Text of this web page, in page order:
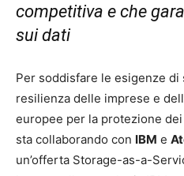
competitiva e che
sui dati
Per soddisfare le esigenze di
resilienza delle imprese e
europee per la protezione
sta collaborando con IBM e
un’offerta Storage-as-a-